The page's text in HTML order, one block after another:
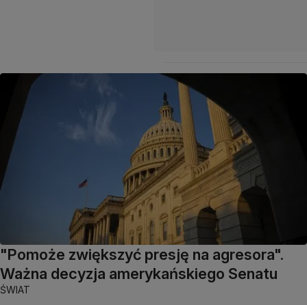
"Pomoże zwiększyć presję na agresora".
Ważna decyzja amerykańskiego Senatu
ŚWIAT